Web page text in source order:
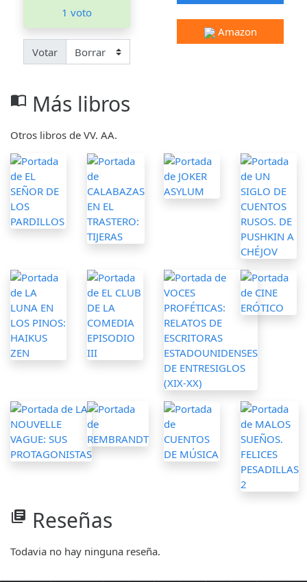
1 voto
Votar
Amazon
import_contacts Más libros
Otros libros de VV. AA.
library_books Reseñas
Todavia no hay ninguna reseña.